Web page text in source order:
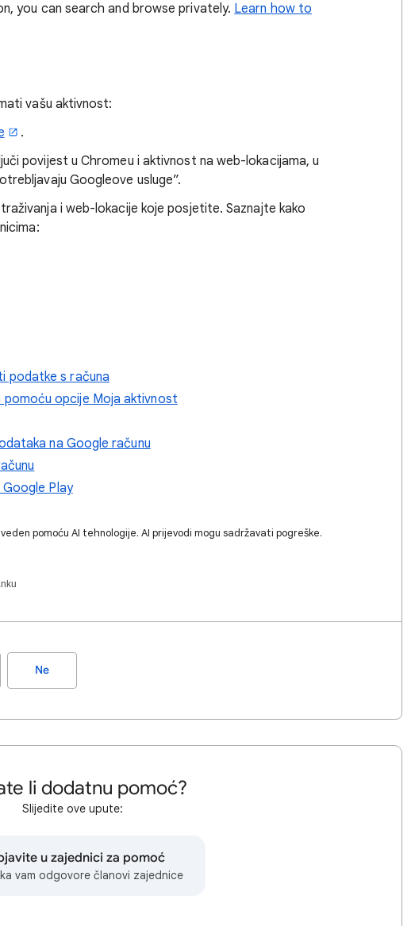
you can search and browse privately. Learn how to
vašu aktivnost:
.
povijest u Chromeu i aktivnost na web-lokacijama, u
Googleove usluge”.
i web-lokacije koje posjetite. Saznajte kako
podatke s računa
pomoću opcije Moja aktivnost
na Google računu
Play
pomoću AI tehnologije. AI prijevodi mogu sadržavati pogreške.
Ne
li dodatnu pomoć?
Slijedite ove upute:
u zajednici za pomoć
vam odgovore članovi zajednice